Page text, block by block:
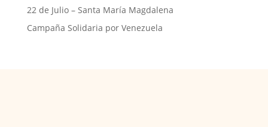
22 de Julio – Santa María Magdalena
Campaña Solidaria por Venezuela